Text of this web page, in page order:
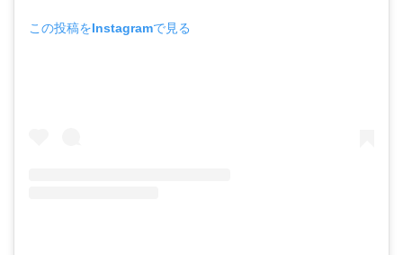
この投稿をInstagramで見る